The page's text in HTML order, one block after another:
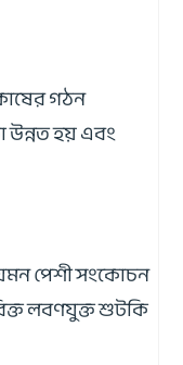
গঠন
উন্নত হয় এবং
পেশী সংকোচন
লবণযুক্ত শুটকি